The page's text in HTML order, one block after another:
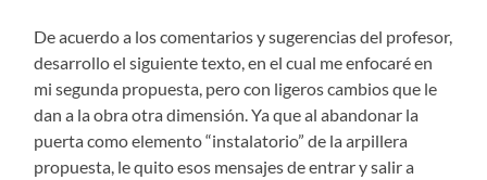
De acuerdo a los comentarios y sugerencias del profesor,
desarrollo el siguiente texto, en el cual me enfocaré en
mi segunda propuesta, pero con ligeros cambios que le
dan a la obra otra dimensión. Ya que al abandonar la
puerta como elemento “instalatorio” de la arpillera
propuesta, le quito esos mensajes de entrar y salir a